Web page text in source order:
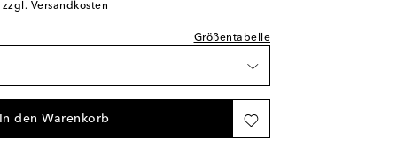
Versandkosten
Größentabelle
In den Warenkorb